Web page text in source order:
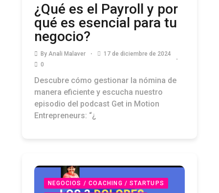
¿Qué es el Payroll y por
qué es esencial para tu
negocio?
By Anali Malaver
17 de diciembre de 2024
0
Descubre cómo gestionar la nómina de
manera eficiente y escucha nuestro
episodio del podcast Get in Motion
Entrepreneurs: “¿
NEGOCIOS / COACHING / STARTUPS